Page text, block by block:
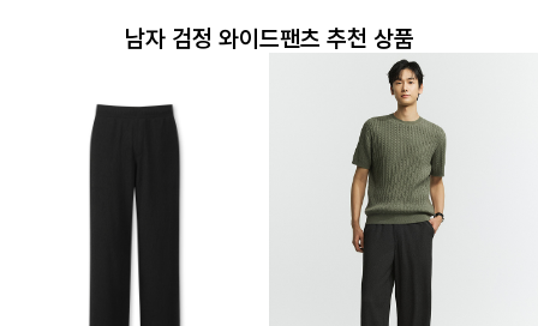
남자 검정 와이드팬츠 추천 상품